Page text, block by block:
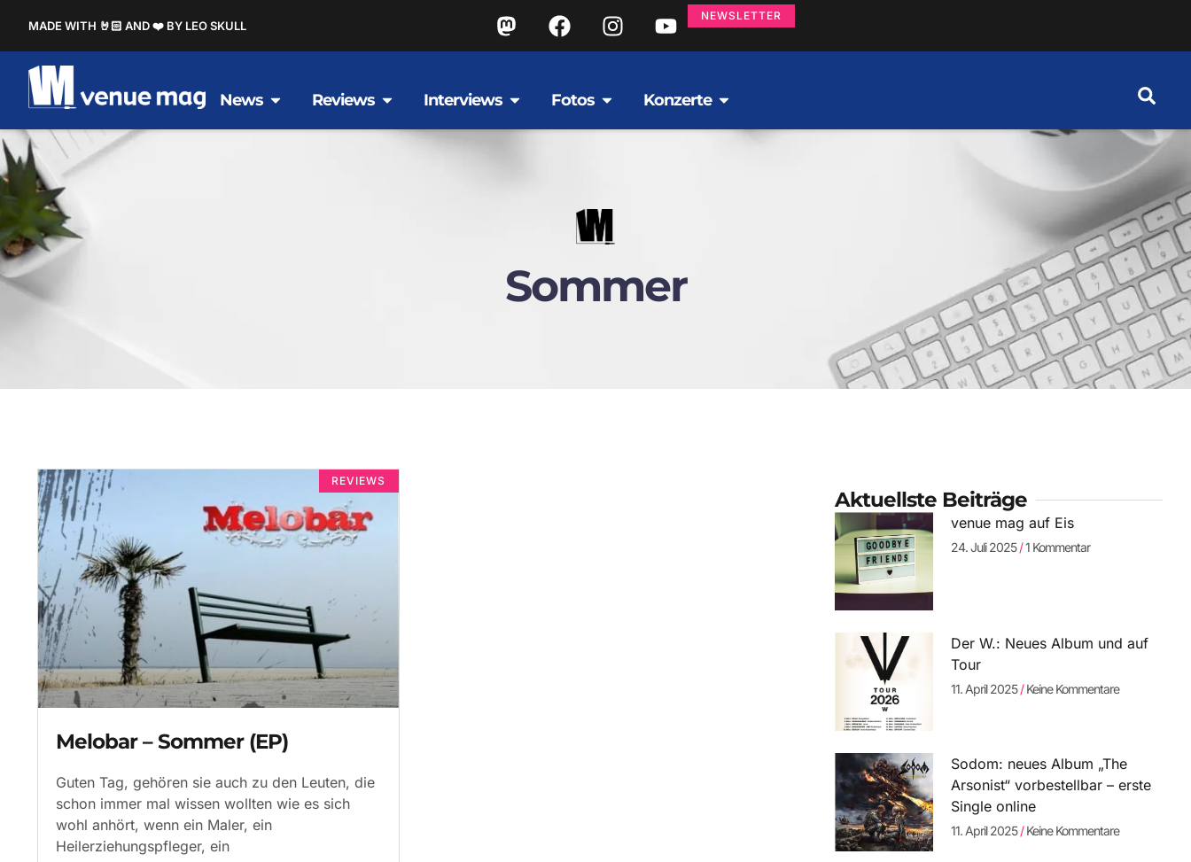
MADE WITH 🤘🏻 AND ❤️ BY LEO SKULL
NEWSLETTER
News Reviews Interviews Fotos Konzerte
Sommer
REVIEWS
Melobar – Sommer (EP)
Guten Tag, gehören sie auch zu den Leuten, die
schon immer mal wissen wollten wie es sich
wohl anhört, wenn ein Maler, ein
Heilerziehungspfleger, ein
Aktuellste Beiträge
venue mag auf Eis
24. Juli 2025 1 Kommentar
Der W.: Neues Album und auf
Tour
11. April 2025 Keine Kommentare
Sodom: neues Album „The
Arsonist“ vorbestellbar – erste
Single online
11. April 2025 Keine Kommentare